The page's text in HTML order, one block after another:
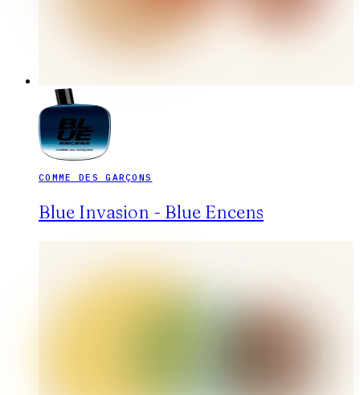
COMME DES GARÇONS
Blue Invasion - Blue Encens